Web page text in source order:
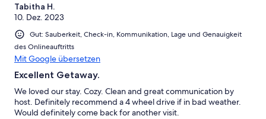
Tabitha H.
10. Dez. 2023
Gut: Sauberkeit, Check-in, Kommunikation, Lage und Genauigkeit
des Onlineauftritts
Mit Google übersetzen
Excellent Getaway.
We loved our stay. Cozy. Clean and great communication by
host. Definitely recommend a 4 wheel drive if in bad weather.
Would definitely come back for another visit.